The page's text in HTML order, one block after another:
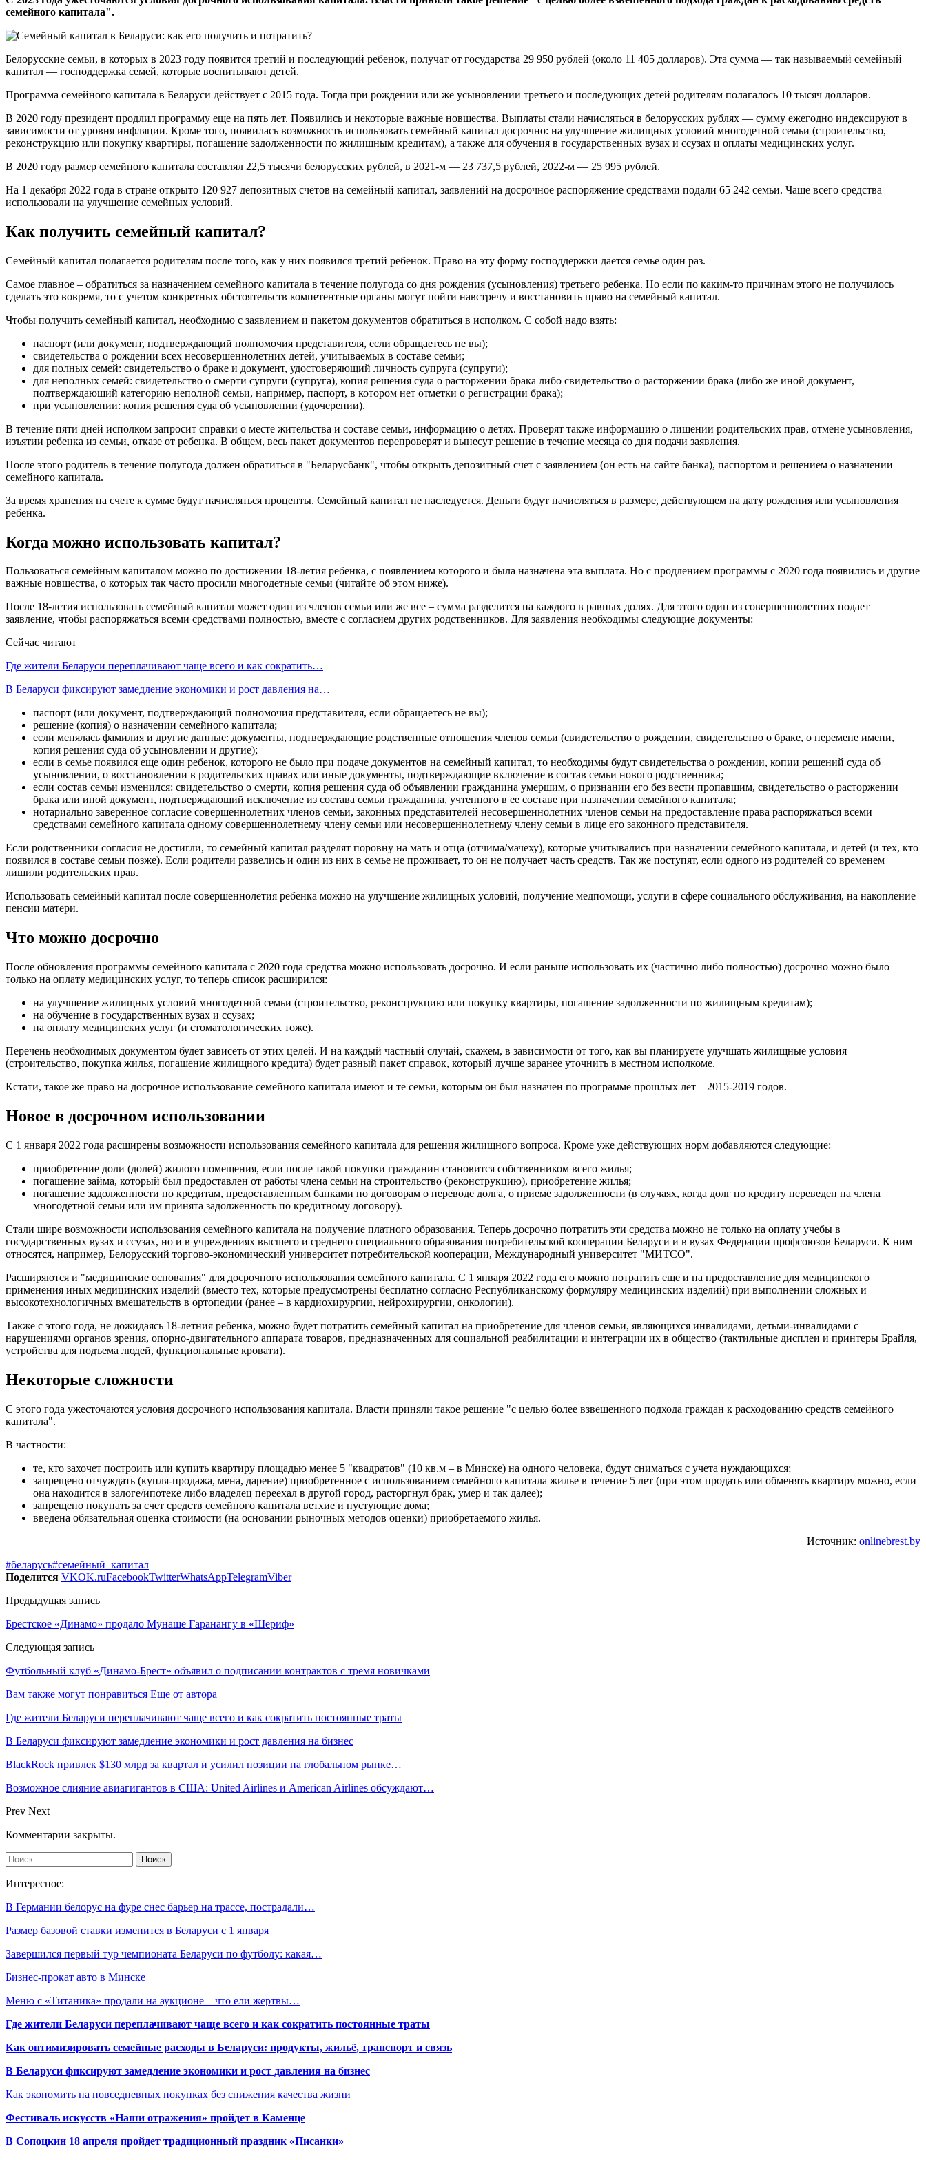
семейного капитала".
Белорусские семьи, в которых в 2023 году появится третий и последующий ребенок, получат от государства 29 950 рублей (около 11 405 долларов). Эта сумма — так называемый семейный
капитал — господдержка семей, которые воспитывают детей.
Программа семейного капитала в Беларуси действует с 2015 года. Тогда при рождении или же усыновлении третьего и последующих детей родителям полагалось 10 тысяч долларов.
В 2020 году президент продлил программу еще на пять лет. Появились и некоторые важные новшества. Выплаты стали начисляться в белорусских рублях — сумму ежегодно индексируют в
зависимости от уровня инфляции. Кроме того, появилась возможность использовать семейный капитал досрочно: на улучшение жилищных условий многодетной семьи (строительство,
реконструкцию или покупку квартиры, погашение задолженности по жилищным кредитам), а также для обучения в государственных вузах и ссузах и оплаты медицинских услуг.
В 2020 году размер семейного капитала составлял 22,5 тысячи белорусских рублей, в 2021-м — 23 737,5 рублей, 2022-м — 25 995 рублей.
На 1 декабря 2022 года в стране открыто 120 927 депозитных счетов на семейный капитал, заявлений на досрочное распоряжение средствами подали 65 242 семьи. Чаще всего средства
использовали на улучшение семейных условий.
Как получить семейный капитал?
Семейный капитал полагается родителям после того, как у них появился третий ребенок. Право на эту форму господдержки дается семье один раз.
Самое главное – обратиться за назначением семейного капитала в течение полугода со дня рождения (усыновления) третьего ребенка. Но если по каким-то причинам этого не получилось
сделать это вовремя, то с учетом конкретных обстоятельств компетентные органы могут пойти навстречу и восстановить право на семейный капитал.
Чтобы получить семейный капитал, необходимо с заявлением и пакетом документов обратиться в исполком. С собой надо взять:
паспорт (или документ, подтверждающий полномочия представителя, если обращаетесь не вы);
свидетельства о рождении всех несовершеннолетних детей, учитываемых в составе семьи;
для полных семей: свидетельство о браке и документ, удостоверяющий личность супруга (супруги);
для неполных семей: свидетельство о смерти супруги (супруга), копия решения суда о расторжении брака либо свидетельство о расторжении брака (либо же иной документ,
подтверждающий категорию неполной семьи, например, паспорт, в котором нет отметки о регистрации брака);
при усыновлении: копия решения суда об усыновлении (удочерении).
В течение пяти дней исполком запросит справки о месте жительства и составе семьи, информацию о детях. Проверят также информацию о лишении родительских прав, отмене усыновления,
изъятии ребенка из семьи, отказе от ребенка. В общем, весь пакет документов перепроверят и вынесут решение в течение месяца со дня подачи заявления.
После этого родитель в течение полугода должен обратиться в "Беларусбанк", чтобы открыть депозитный счет с заявлением (он есть на сайте банка), паспортом и решением о назначении
семейного капитала.
За время хранения на счете к сумме будут начисляться проценты. Семейный капитал не наследуется. Деньги будут начисляться в размере, действующем на дату рождения или усыновления
ребенка.
Когда можно использовать капитал?
Пользоваться семейным капиталом можно по достижении 18-летия ребенка, с появлением которого и была назначена эта выплата. Но с продлением программы с 2020 года появились и другие
важные новшества, о которых так часто просили многодетные семьи (читайте об этом ниже).
После 18-летия использовать семейный капитал может один из членов семьи или же все – сумма разделится на каждого в равных долях. Для этого один из совершеннолетних подает
заявление, чтобы распоряжаться всеми средствами полностью, вместе с согласием других родственников. Для заявления необходимы следующие документы:
Сейчас читают
Где жители Беларуси переплачивают чаще всего и как сократить…
В Беларуси фиксируют замедление экономики и рост давления на…
паспорт (или документ, подтверждающий полномочия представителя, если обращаетесь не вы);
решение (копия) о назначении семейного капитала;
если менялась фамилия и другие данные: документы, подтверждающие родственные отношения членов семьи (свидетельство о рождении, свидетельство о браке, о перемене имени,
копия решения суда об усыновлении и другие);
если в семье появился еще один ребенок, которого не было при подаче документов на семейный капитал, то необходимы будут свидетельства о рождении, копии решений суда об
усыновлении, о восстановлении в родительских правах или иные документы, подтверждающие включение в состав семьи нового родственника;
если состав семьи изменился: свидетельство о смерти, копия решения суда об объявлении гражданина умершим, о признании его без вести пропавшим, свидетельство о расторжении
брака или иной документ, подтверждающий исключение из состава семьи гражданина, учтенного в ее составе при назначении семейного капитала;
нотариально заверенное согласие совершеннолетних членов семьи, законных представителей несовершеннолетних членов семьи на предоставление права распоряжаться всеми
средствами семейного капитала одному совершеннолетнему члену семьи или несовершеннолетнему члену семьи в лице его законного представителя.
Если родственники согласия не достигли, то семейный капитал разделят поровну на мать и отца (отчима/мачеху), которые учитывались при назначении семейного капитала, и детей (и тех, кто
появился в составе семьи позже). Если родители развелись и один из них в семье не проживает, то он не получает часть средств. Так же поступят, если одного из родителей со временем
лишили родительских прав.
Использовать семейный капитал после совершеннолетия ребенка можно на улучшение жилищных условий, получение медпомощи, услуги в сфере социального обслуживания, на накопление
пенсии матери.
Что можно досрочно
После обновления программы семейного капитала с 2020 года средства можно использовать досрочно. И если раньше использовать их (частично либо полностью) досрочно можно было
только на оплату медицинских услуг, то теперь список расширился:
на улучшение жилищных условий многодетной семьи (строительство, реконструкцию или покупку квартиры, погашение задолженности по жилищным кредитам);
на обучение в государственных вузах и ссузах;
на оплату медицинских услуг (и стоматологических тоже).
Перечень необходимых документом будет зависеть от этих целей. И на каждый частный случай, скажем, в зависимости от того, как вы планируете улучшать жилищные условия
(строительство, покупка жилья, погашение жилищного кредита) будет разный пакет справок, который лучше заранее уточнить в местном исполкоме.
Кстати, такое же право на досрочное использование семейного капитала имеют и те семьи, которым он был назначен по программе прошлых лет – 2015-2019 годов.
Новое в досрочном использовании
С 1 января 2022 года расширены возможности использования семейного капитала для решения жилищного вопроса. Кроме уже действующих норм добавляются следующие:
приобретение доли (долей) жилого помещения, если после такой покупки гражданин становится собственником всего жилья;
погашение займа, который был предоставлен от работы члена семьи на строительство (реконструкцию), приобретение жилья;
погашение задолженности по кредитам, предоставленным банками по договорам о переводе долга, о приеме задолженности (в случаях, когда долг по кредиту переведен на члена
многодетной семьи или им принята задолженность по кредитному договору).
Стали шире возможности использования семейного капитала на получение платного образования. Теперь досрочно потратить эти средства можно не только на оплату учебы в
государственных вузах и ссузах, но и в учреждениях высшего и среднего специального образования потребительской кооперации Беларуси и в вузах Федерации профсоюзов Беларуси. К ним
относятся, например, Белорусский торгово-экономический университет потребительской кооперации, Международный университет "МИТСО".
Расширяются и "медицинские основания" для досрочного использования семейного капитала. С 1 января 2022 года его можно потратить еще и на предоставление для медицинского
применения иных медицинских изделий (вместо тех, которые предусмотрены бесплатно согласно Республиканскому формуляру медицинских изделий) при выполнении сложных и
высокотехнологичных вмешательств в ортопедии (ранее – в кардиохирургии, нейрохирургии, онкологии).
Также с этого года, не дожидаясь 18-летния ребенка, можно будет потратить семейный капитал на приобретение для членов семьи, являющихся инвалидами, детьми-инвалидами с
нарушениями органов зрения, опорно-двигательного аппарата товаров, предназначенных для социальной реабилитации и интеграции их в общество (тактильные дисплеи и принтеры Брайля,
устройства для подъема людей, функциональные кровати).
Некоторые сложности
С этого года ужесточаются условия досрочного использования капитала. Власти приняли такое решение "с целью более взвешенного подхода граждан к расходованию средств семейного
капитала".
В частности:
те, кто захочет построить или купить квартиру площадью менее 5 "квадратов" (10 кв.м – в Минске) на одного человека, будут сниматься с учета нуждающихся;
запрещено отчуждать (купля-продажа, мена, дарение) приобретенное с использованием семейного капитала жилье в течение 5 лет (при этом продать или обменять квартиру можно, если
она находится в залоге/ипотеке либо владелец переехал в другой город, расторгнул брак, умер и так далее);
запрещено покупать за счет средств семейного капитала ветхие и пустующие дома;
введена обязательная оценка стоимости (на основании рыночных методов оценки) приобретаемого жилья.
Источник: onlinebrest.by
#беларусь#семейный_капитал
Поделится VKOK.ruFacebookTwitterWhatsAppTelegramViber
Предыдущая запись
Брестское «Динамо» продало Мунаше Гаранангу в «Шериф»
Следующая запись
Футбольный клуб «Динамо-Брест» объявил о подписании контрактов с тремя новичками
Вам также могут понравиться Еще от автора
Где жители Беларуси переплачивают чаще всего и как сократить постоянные траты
В Беларуси фиксируют замедление экономики и рост давления на бизнес
BlackRock привлек $130 млрд за квартал и усилил позиции на глобальном рынке…
Возможное слияние авиагигантов в США: United Airlines и American Airlines обсуждают…
Prev Next
Комментарии закрыты.
Интересное:
В Германии белорус на фуре снес барьер на трассе, пострадали…
Размер базовой ставки изменится в Беларуси с 1 января
Завершился первый тур чемпионата Беларуси по футболу: какая…
Бизнес-прокат авто в Минске
Меню с «Титаника» продали на аукционе – что ели жертвы…
Где жители Беларуси переплачивают чаще всего и как сократить постоянные траты
Как оптимизировать семейные расходы в Беларуси: продукты, жильё, транспорт и связь
В Беларуси фиксируют замедление экономики и рост давления на бизнес
Как экономить на повседневных покупках без снижения качества жизни
Фестиваль искусств «Наши отражения» пройдет в Каменце
В Сопоцкин 18 апреля пройдет традиционный праздник «Писанки»